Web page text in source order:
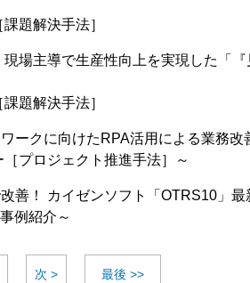
題解決手法］
場主導で生産性向上を実現した「
題解決手法］
クに向けたRPA活用による業務改
プロジェクト推進手法］～
善！ カイゼンソフト「OTRS10」最
例紹介～
次 > 最後 >>